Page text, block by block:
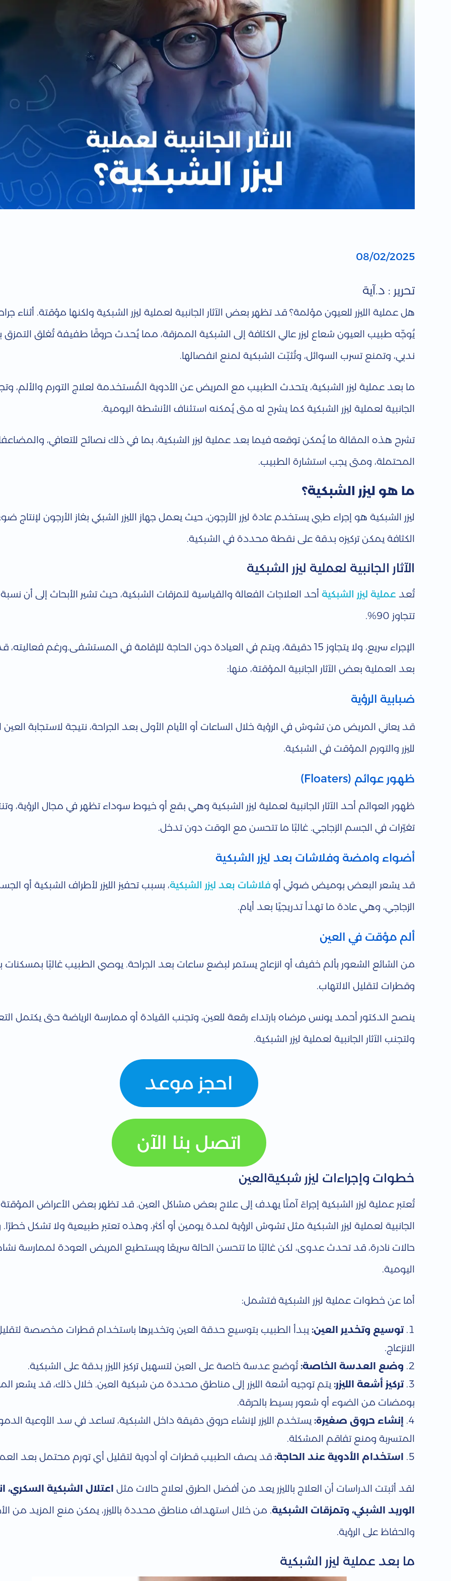
ا
ل
آ
ث
ر
ا
ل
ج
ا
ب
ي
ة
ل
ع
م
ي
ة
ل
ي
ز
ر
ا
ل
ش
و
م
ا
ب
ع
د
ل
ي
ز
ر
ا
ل
ش
08/02/2025
تحرير : د.آية
هل عملية الليزر للعيون مؤلمة؟ قد تظهر بعض الآثار الجانبية لعملية ليزر الشبكية ولكنها مؤقتة. أثناء جراحة
يُوجّه طبيب العيون شعاع ليزر عالي الكثافة إلى الشبكية الممزقة، مما يُحدث حروقًا طفيفة تُغلق التمزق
ندبي، وتمنع تسرب السوائل، وتُثبّت الشبكية لمنع انفصالها.
ما بعد عملية ليزر الشبكية، يتحدث الطبيب مع المريض عن الأدوية المُستخدمة لعلاج التورم والألم،
الجانبية لعملية ليزر الشبكية كما يشرح له متى يُمكنه استئناف الأنشطة اليومية.
تشرح هذه المقالة ما يُمكن توقعه فيما بعد عملية ليزر الشبكية، بما في ذلك نصائح للتعافي،
المحتملة، ومتى يجب استشارة الطبيب.
ما هو ليزر الشبكية؟
ليزر الشبكية هو إجراء طبي يستخدم عادة ليزر الأرجون، حيث يعمل جهاز الليزر الشبكي بغاز الأرجون لإنتاج
الكثافة يمكن تركيزه بدقة على نقطة محددة في الشبكية.
الآثار الجانبية لعملية ليزر الشبكية
تُعد عملية ليزر الشبكية أحد العلاجات الفعالة والقياسية لتمزقات الشبكية، حيث تشير الأبحاث إلى أن نسبة
تتجاوز 90%.
الإجراء سريع، ولا يتجاوز 15 دقيقة، ويتم في العيادة دون الحاجة للإقامة في المستشفى.ورغم
بعد العملية بعض الآثار الجانبية المؤقتة، منها:
ضبابية الرؤية
قد يعاني المريض من تشوش في الرؤية خلال الساعات أو الأيام الأولى بعد الجراحة، نتيجة لاستجابة العين
لليزر والتورم المؤقت في الشبكية.
ظهور عوائم (Floaters)
ظهور العوائم أحد الآثار الجانبية لعملية ليزر الشبكية وهي بقع أو خيوط سوداء تظهر في مجال الرؤية،
تغيّرات في الجسم الزجاجي. غالبًا ما تتحسن مع الوقت دون تدخل.
أضواء وامضة وفلاشات بعد ليزر الشبكية
قد يشعر البعض بوميض ضوئي أو فلاشات بعد ليزر الشبكية، بسبب تحفيز الليزر لأطراف الشبكية أو
الزجاجي، وهي عادة ما تهدأ تدريجيًا بعد أيام.
ألم مؤقت في العين
من الشائع الشعور بألم خفيف أو انزعاج يستمر لبضع ساعات بعد الجراحة. يوصي الطبيب غالبًا
وقطرات لتقليل الالتهاب.
ينصح الدكتور أحمد يونس مرضاه بارتداء رقعة للعين، وتجنب القيادة أو ممارسة الرياضة حتى يكتمل
ولتجنب الآثار الجانبية لعملية ليزر الشبكية.
احجز موعد
اتصل بنا الآن
خطوات وإجراءات ليزر شبكيةالعين
تُعتبر عملية ليزر الشبكية إجراءً آمنًا يهدف إلى علاج بعض مشاكل العين. قد تظهر بعض الأعراض المؤقتة
الجانبية لعملية ليزر الشبكية مثل تشوش الرؤية لمدة يومين أو أكثر، وهذه تعتبر طبيعية ولا تشكل
حالات نادرة، قد تحدث عدوى، لكن غالبًا ما تتحسن الحالة سريعًا ويستطيع المريض العودة لممارسة
اليومية.
أما عن خطوات عملية ليزر الشبكية فتشمل:
توسيع وتخدير العين: يبدأ الطبيب بتوسيع حدقة العين وتخديرها باستخدام قطرات مخصصة
الانزعاج.
وضع العدسة الخاصة: تُوضع عدسة خاصة على العين لتسهيل تركيز الليزر بدقة على الشبكية.
تركيز أشعة الليزر: يتم توجيه أشعة الليزر إلى مناطق محددة من شبكية العين. خلال ذلك، قد يشعر
بومضات من الضوء أو شعور بسيط بالحرقة.
إنشاء حروق صغيرة: يستخدم الليزر لإنشاء حروق دقيقة داخل الشبكية، تساعد في سد الأوعية
المتسربة ومنع تفاقم المشكلة.
استخدام الأدوية عند الحاجة: قد يصف الطبيب قطرات أو أدوية لتقليل أي تورم محتمل بعد
لقد أثبتت الدراسات أن العلاج بالليزر يعد من أفضل الطرق لعلاج حالات مثل اعتلال الشبكية السكري،
الوريد الشبكي، وتمزقات الشبكية. من خلال استهداف مناطق محددة بالليزر، يمكن منع المزيد من
والحفاظ على الرؤية.
ما بعد عملية ليزر الشبكية